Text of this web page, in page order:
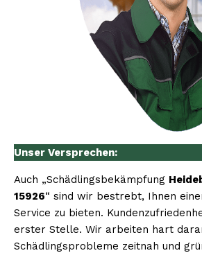
Unser Versprechen:
Auch „Schädlingsbekämpfung
15926“ sind wir bestrebt, Ihnen
Service zu bieten.
erster Stelle. Wir arbeiten hart
Schädlingsprobleme zeitnah und